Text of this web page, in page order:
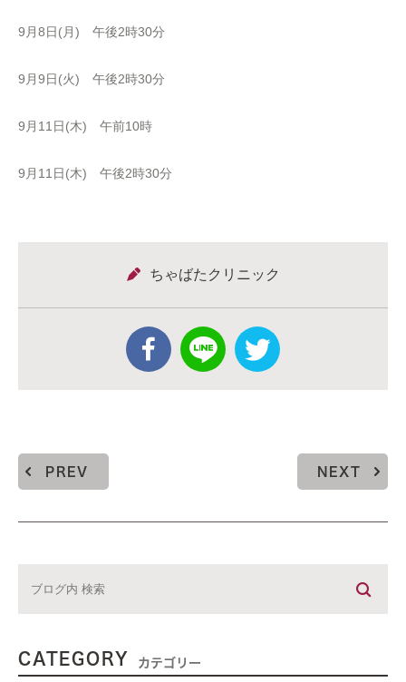
9月8日(月) 午後2時30分
9月9日(火) 午後2時30分
9月11日(木) 午前10時
9月11日(木) 午後2時30分
ちゃばたクリニック
PREV NEXT
CATEGORY カテゴリー